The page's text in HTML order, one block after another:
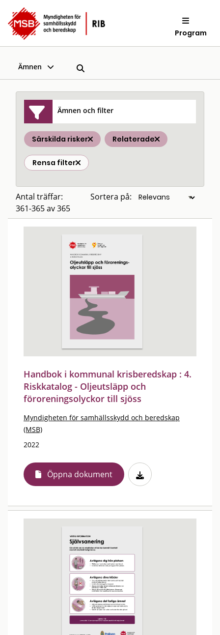
Program
Ämnen
Ämnen och filter
Särskilda risker Relaterade
Rensa filter
Antal träffar:
361-365 av 365
Sortera på:
Handbok i kommunal krisberedskap : 4.
Riskkatalog - Oljeutsläpp och
föroreningsolyckor till sjöss
Myndigheten för samhällsskydd och beredskap
(MSB)
2022
Öppna dokument